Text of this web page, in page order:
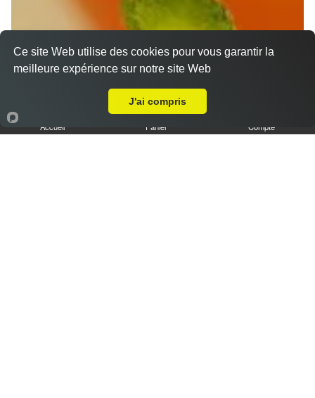
Accueil Panier Compte
Ce site Web utilise des cookies pour vous garantir la
meilleure expérience sur notre site Web
J'ai compris